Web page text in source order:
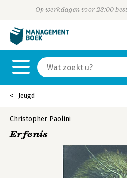
Op werkdagen voor 23:00
Jeugd
Christopher Paolini
Erfenis